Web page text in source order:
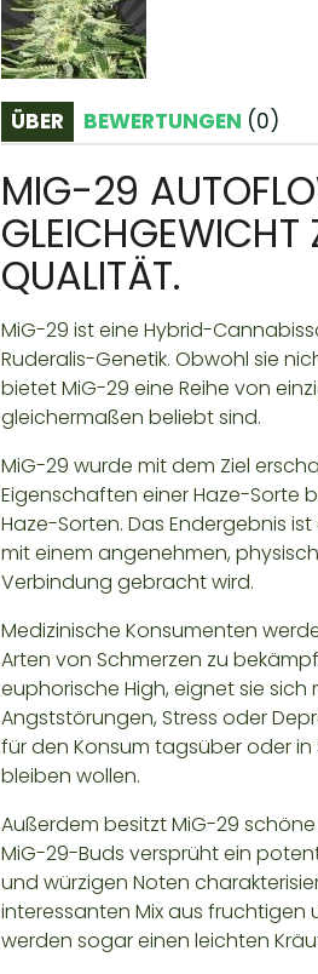
ÜBER BEWERTUNGEN (0)
MIG-29
GLEICHGEWICHT
QUALITÄT.
MiG-29 ist eine Hybrid-
Ruderalis-Genetik. Obwohl sie
bietet MiG-29 eine Reihe von
gleichermaßen beliebt sind.
MiG-29 wurde mit dem Ziel
Eigenschaften einer Haze-Sorte
Haze-Sorten. Das Endergebnis
mit einem angenehmen,
Verbindung gebracht wird.
Medizinische Konsumenten
Arten von Schmerzen zu
euphorische High, eignet sie
Angststörungen, Stress oder
für den Konsum tagsüber oder
bleiben wollen.
Außerdem besitzt MiG-29
MiG-29-Buds versprüht ein
und würzigen Noten
interessanten Mix aus
werden sogar einen leichten